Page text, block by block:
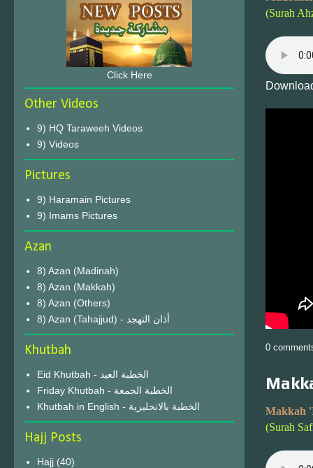
(Surah
0
Makkah
(Surah
Click Here
Other Videos
9) HQ Taraweeh Videos
9) Videos
Pictures
9) Haramain Pictures
9) Imams Pictures
Azan
8) Azan (Madinah)
8) Azan (Makkah)
8) Azan (Others)
8) Azan (Tahajjud) - أذان التهجد
Khutbah
Eid Khutbah - الخطبة العيد
Friday Khutbah - الخطبة الجمعة
Khutbah in English - الخطبة بالانجليزية
Hajj Posts
Hajj (40)